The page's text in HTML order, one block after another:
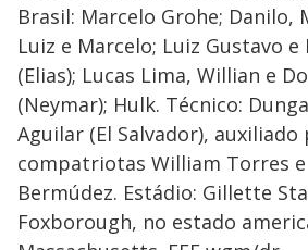
Brasil: Marcelo Grohe; Danilo,
Luiz e Marcelo; Luiz Gustavo
(Elias); Lucas Lima, Willian e
(Neymar); Hulk. Técnico:
Aguilar (El Salvador), auxiliado
compatriotas William Torres
Bermúdez. Estádio: Gillette
Foxborough, no estado